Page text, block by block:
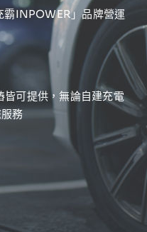
霸INPOWER」品牌營運
可提供，無論自建充電
務